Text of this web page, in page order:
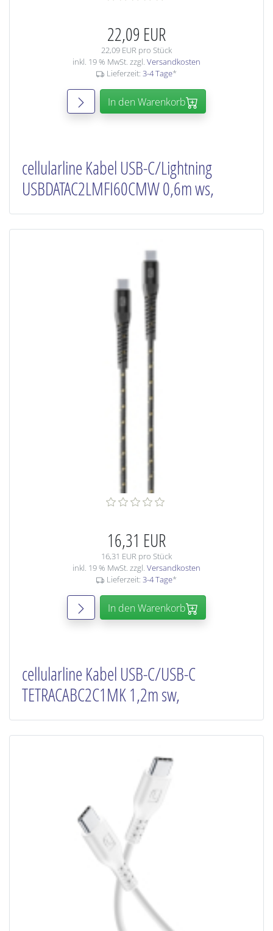
22,09 EUR
22,09 EUR pro Stück
inkl. 19 % MwSt. zzgl. Versandkosten
Lieferzeit: 3-4 Tage*
In den Warenkorb
cellularline Kabel USB-C/Lightning
USBDATAC2LMFI60CMW 0,6m ws,
16,31 EUR
16,31 EUR pro Stück
inkl. 19 % MwSt. zzgl. Versandkosten
Lieferzeit: 3-4 Tage*
In den Warenkorb
cellularline Kabel USB-C/USB-C
TETRACABC2C1MK 1,2m sw,